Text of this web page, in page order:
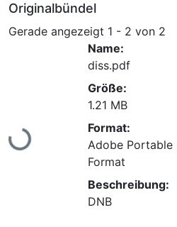
Originalbündel
Gerade angezeigt 1 - 2 von 2
Lade...
Name:
diss.pdf
Größe:
1.21 MB
Format:
Adobe Portable
Format
Beschreibung:
DNB